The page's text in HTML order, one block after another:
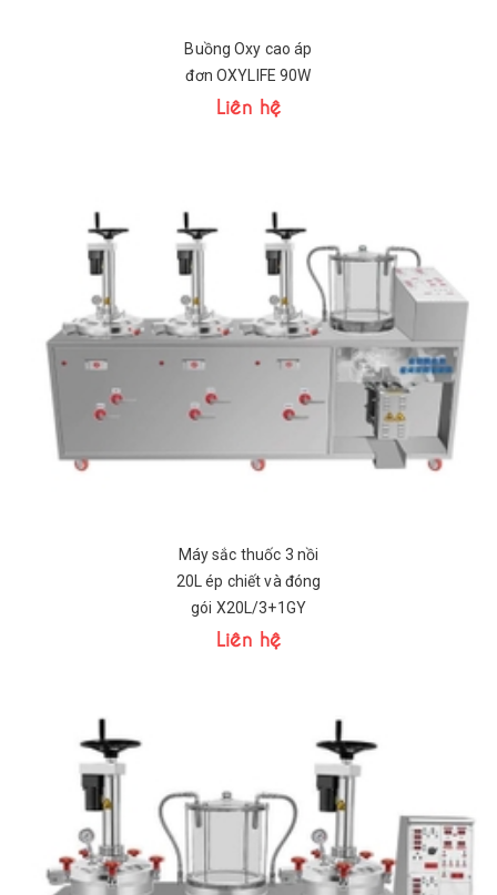
Buồng Oxy cao áp
đơn OXYLIFE 90W
Liên hệ
Máy sắc thuốc 3 nồi
20L ép chiết và đóng
gói X20L/3+1GY
Liên hệ